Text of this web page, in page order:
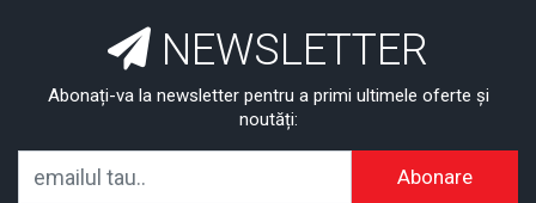
NEWSLETTER
Abonați-va la newsletter pentru a primi ultimele oferte și
noutăți:
Abonare